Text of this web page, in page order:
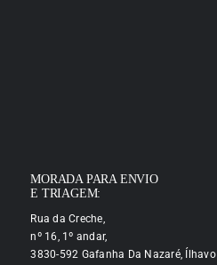
MORADA PARA ENVIO
E TRIAGEM:
Rua da Creche,
nº 16, 1º andar,
3830-592 Gafanha Da Nazaré, Ílhavo